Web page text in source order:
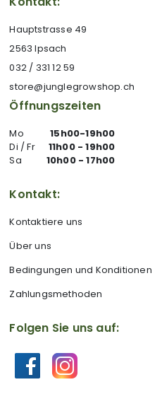
Hauptstrasse 49
2563 Ipsach
032 / 331 12 59
store@junglegrowshop.ch
Öffnungszeiten
Mo
15h00-19h00
Di / Fr
11h00 - 19h00
Sa
10h00 - 17h00
Kontakt:
Kontaktiere uns
Über uns
Bedingungen und Konditionen
Zahlungsmethoden
Folgen Sie uns auf: